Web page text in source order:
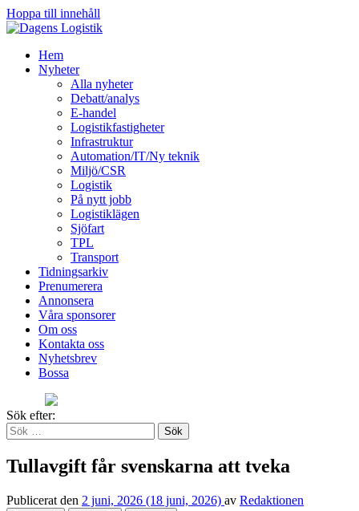
Hoppa till innehåll
Hem
Nyheter
Alla nyheter
Debatt/analys
E-handel
Logistikfastigheter
Infrastruktur
Automation/IT/Ny teknik
Miljö/CSR
Logistik
På nytt jobb
Logistiklägen
Sjöfart
TPL
Transport
Tidningsarkiv
Prenumerera
Annonsera
Våra sponsorer
Om oss
Kontakta oss
Nyhetsbrev
Bossa
Sök efter:
Tullavgift får svenskarna att tveka
Publicerat den 2 juni, 2026 (18 juni, 2026) av Redaktionen